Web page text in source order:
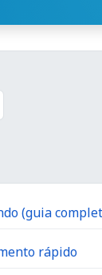
(guia
rápido